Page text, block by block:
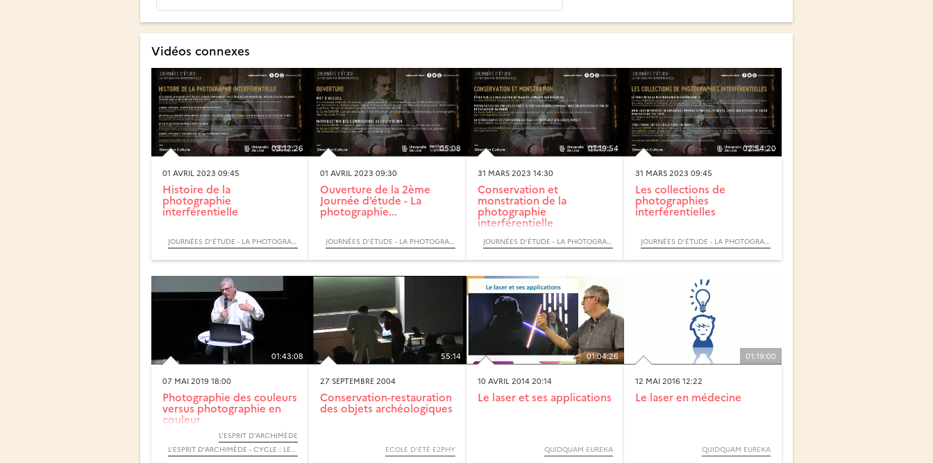
Vidéos connexes
03:12:26
01 AVRIL 2023 09:45
Histoire de la
photographie
interférentielle
JOURNÉES D’ÉTUDE - LA PHOTOGRAPHIE INTERFÉRENTIELLE
05:08
01 AVRIL 2023 09:30
Ouverture de la 2ème
Journée d’étude - La
photographie...
JOURNÉES D’ÉTUDE - LA PHOTOGRAPHIE INTERFÉRENTIELLE
01:19:54
31 MARS 2023 14:30
Conservation et
monstration de la
photographie
interférentielle
JOURNÉES D’ÉTUDE - LA PHOTOGRAPHIE INTERFÉRENTIELLE
02:54:20
31 MARS 2023 09:45
Les collections de
photographies
interférentielles
JOURNÉES D’ÉTUDE - LA PHOTOGRAPHIE INTERFÉRENTIELLE
01:43:08
07 MAI 2019 18:00
Photographie des couleurs
versus photographie en
couleur
L’ESPRIT D’ARCHIMÈDE
L’ESPRIT D’ARCHIMÈDE - CYCLE : LES COULEURS
55:14
27 SEPTEMBRE 2004
Conservation-restauration
des objets archéologiques
ECOLE D’ÉTÉ E2PHY
01:04:26
10 AVRIL 2014 20:14
Le laser et ses applications
QUIDQUAM EUREKA
01:19:00
12 MAI 2016 12:22
Le laser en médecine
QUIDQUAM EUREKA